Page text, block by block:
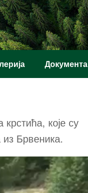
Документа
које су
Брвеника.